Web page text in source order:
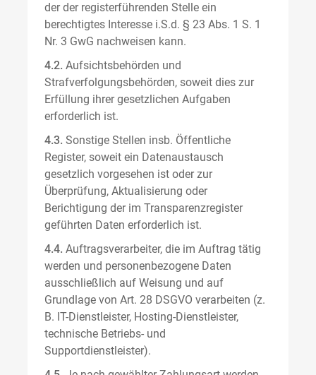
der der registerführenden Stelle ein
berechtigtes Interesse i.S.d. § 23 Abs. 1 S. 1
Nr. 3 GwG nachweisen kann.
4.2. Aufsichtsbehörden und
Strafverfolgungsbehörden, soweit dies zur
Erfüllung ihrer gesetzlichen Aufgaben
erforderlich ist.
4.3. Sonstige Stellen insb. Öffentliche
Register, soweit ein Datenaustausch
gesetzlich vorgesehen ist oder zur
Überprüfung, Aktualisierung oder
Berichtigung der im Transparenzregister
geführten Daten erforderlich ist.
4.4. Auftragsverarbeiter, die im Auftrag tätig
werden und personenbezogene Daten
ausschließlich auf Weisung und auf
Grundlage von Art. 28 DSGVO verarbeiten (z.
B. IT-Dienstleister, Hosting-Dienstleister,
technische Betriebs- und
Supportdienstleister).